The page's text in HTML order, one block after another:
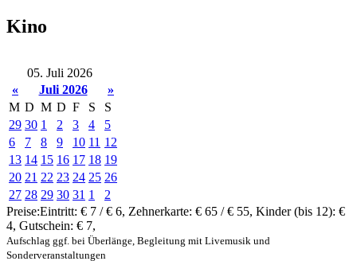
Kino
05. Juli 2026
«
Juli 2026
»
M D M D F S
S
29 30 1 2 3 4
5
6
7 8 9 10 11 12
13 14 15 16 17 18 19
20 21 22 23 24 25 26
27 28 29 30 31 1
2
Preise:Eintritt: € 7 / € 6, Zehnerkarte: € 65 / € 55, Kinder (bis 12): €
4, Gutschein: € 7,
Aufschlag ggf. bei Überlänge, Begleitung mit Livemusik und
Sonderveranstaltungen